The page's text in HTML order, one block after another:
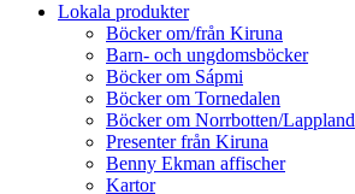
Lokala produkter
Böcker om/från Kiruna
Barn- och ungdomsböcker
Böcker om Sápmi
Böcker om Tornedalen
Böcker om Norrbotten/Lappland
Presenter från Kiruna
Benny Ekman affischer
Kartor